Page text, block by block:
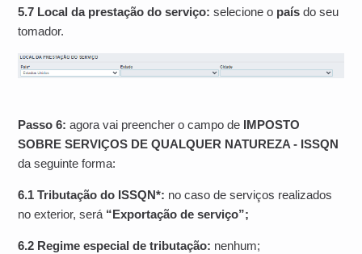
5.7 Local da prestação do serviço:selecione o país do seu
tomador.
Passo 6:agora vai preencher o campo de IMPOSTO
SOBRE SERVIÇOS DE QUALQUER NATUREZA - ISSQN
da seguinte forma:
6.1 Tributação do ISSQN*: no caso de serviços realizados
no exterior, será “Exportação de serviço”;
6.2 Regime especial de tributação: nenhum;